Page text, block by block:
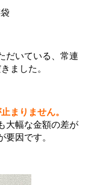
だいている、常連
ました。
まりません。
大幅な金額の差が
因です。